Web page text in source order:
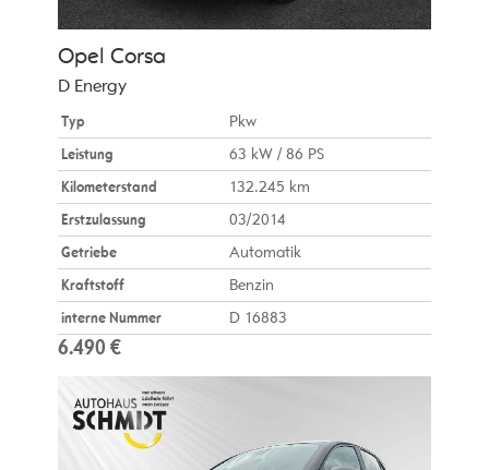
Opel Corsa
D Energy
Typ
Pkw
Leistung
63 kW / 86 PS
Kilometerstand
132.245 km
Erstzulassung
03/2014
Getriebe
Automatik
Kraftstoff
Benzin
interne Nummer
D 16883
6.490 €